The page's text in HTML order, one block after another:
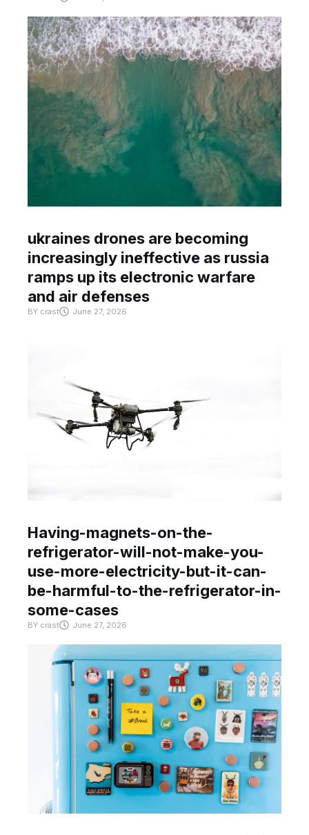
ukraines drones are becoming
increasingly ineffective as russia
ramps up its electronic warfare
and air defenses
BY crast June 27, 2026
Having-magnets-on-the-
refrigerator-will-not-make-you-
use-more-electricity-but-it-can-
be-harmful-to-the-refrigerator-in-
some-cases
BY crast June 27, 2026